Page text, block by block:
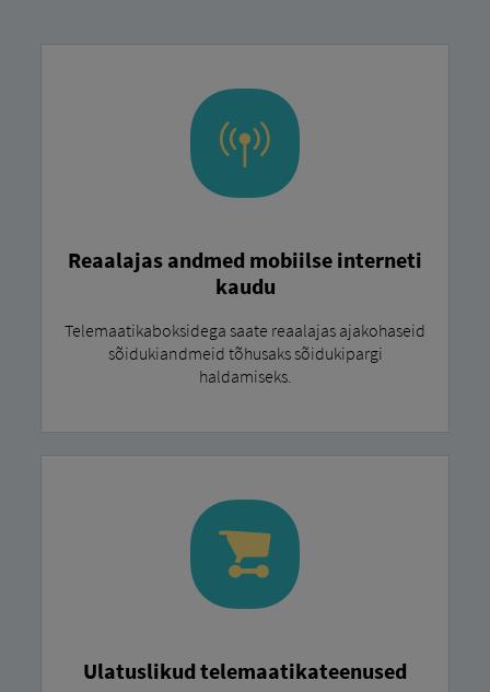
Reaalajas andmed mobiilse interneti
kaudu
Telemaatikaboksidega saate reaalajas ajakohaseid
sõidukiandmeid tõhusaks sõidukipargi
haldamiseks.
Ulatuslikud telemaatikateenused